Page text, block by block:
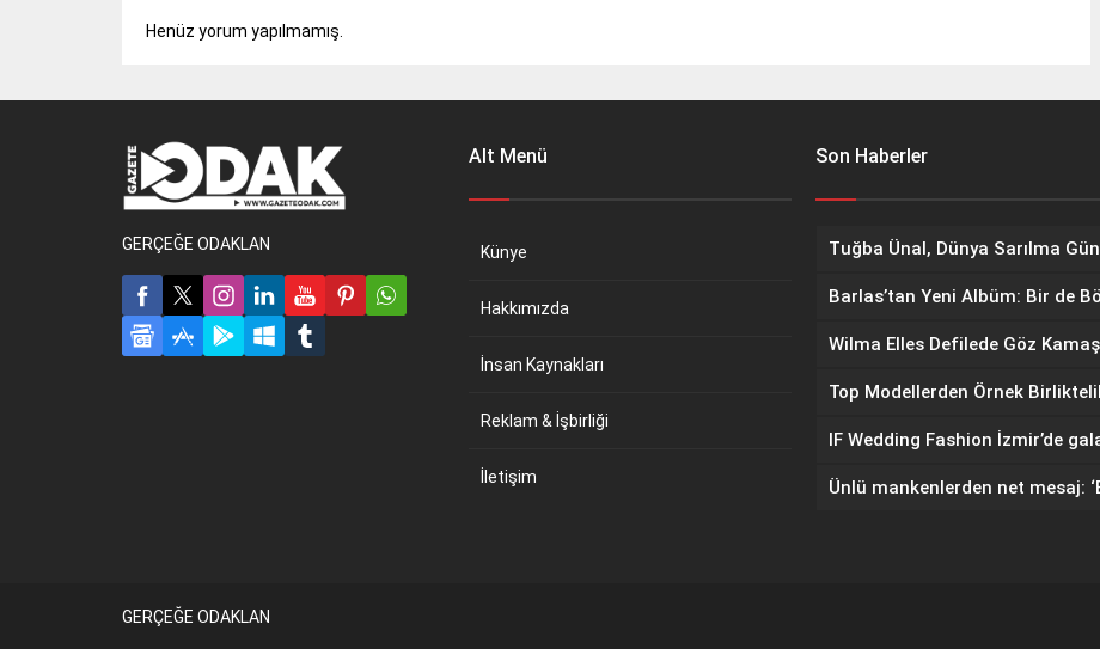
Henüz yorum yapılmamış.
GERÇEĞE ODAKLAN
Alt Menü
Künye
Hakkımızda
İnsan Kaynakları
Reklam & İşbirliği
İletişim
Son Haberler
Barlas’tan Yeni Albüm: Bir de
Top Modellerden Örnek
GERÇEĞE ODAKLAN